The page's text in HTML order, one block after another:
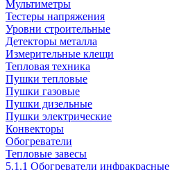
Мультиметры
Тестеры напряжения
Уровни строительные
Детекторы металла
Измерительные клещи
Тепловая техника
Пушки тепловые
Пушки газовые
Пушки дизельные
Пушки электрические
Конвекторы
Обогреватели
Тепловые завесы
5.1.1 Обогреватели инфракрасные